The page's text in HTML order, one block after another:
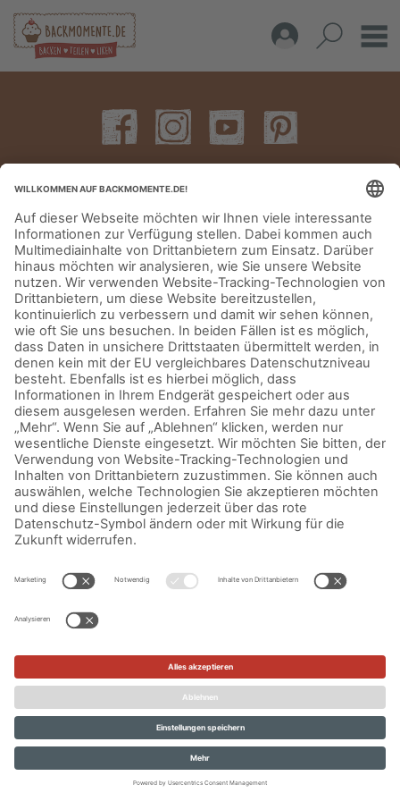
IMPRESSUM DATENSCHUTZERKLÄRUNG AGB KONTAKT
© Aurora Mühlen GmbH - Trettaustraße 49 – D-21107 Hamburg